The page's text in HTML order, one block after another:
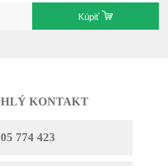
Kúpiť
KONTAKT
774 423